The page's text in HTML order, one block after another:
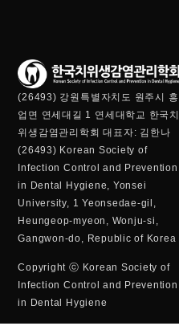
(26493) 강원특별자치도 원주시 흥
업면 연세대길 1 연세대학교 한국치
위생감염관리학회 대표자: 김한나
(26493) Korean Society of
Infection Control and Prevention
in Dental Hygiene, Yonsei
University, 1 Yeonsedae-gil,
Heungeop-myeon, Wonju-si,
Gangwon-do, Republic of Korea
Copyright ⓒ Korean Society of
Infection Control and Prevention
in Dental Hygiene